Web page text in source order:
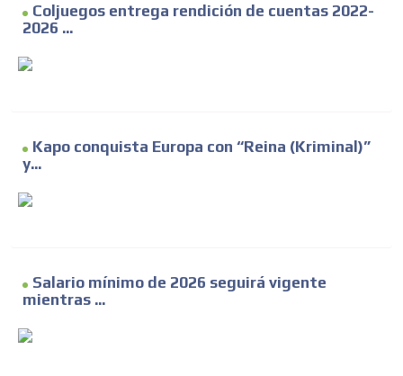
Coljuegos entrega rendición de cuentas 2022-
2026 ...
Kapo conquista Europa con “Reina (Kriminal)”
y...
Salario mínimo de 2026 seguirá vigente
mientras ...